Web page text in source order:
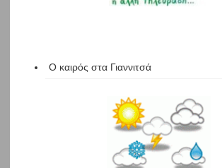
Ο καιρός στα Γιαννιτσά